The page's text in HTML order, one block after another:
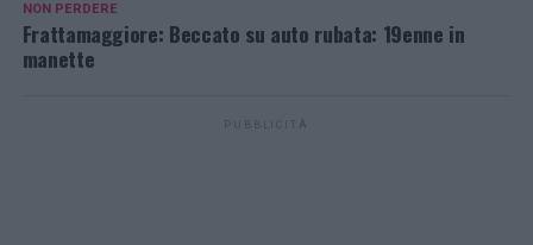
NON PERDERE
Frattamaggiore: Beccato su auto rubata: 19enne in
manette
PUBBLICITÀ